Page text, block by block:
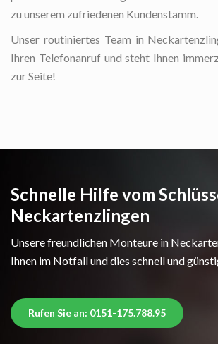
zu unserem zufriedenen Kundenstamm.
Unser routiniertes Team in
Ihren Telefonanruf und steht Ihnen
zur Seite!
Schnelle Hilfe vom
Neckartenzlingen
Unsere freundlichen Monteure in
Ihnen im Notfall und dies schnell und
Rufen Sie an: 0151-175.788.95